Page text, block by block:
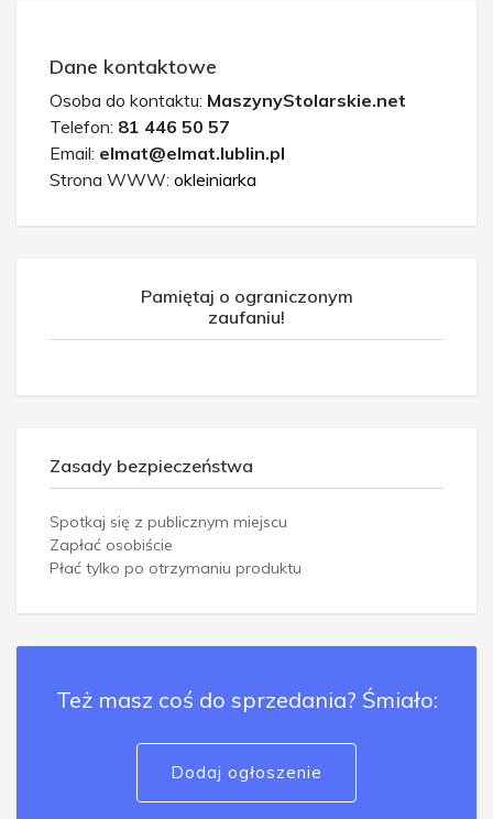
Dane kontaktowe
Osoba do kontaktu: MaszynyStolarskie.net
Telefon: 81 446 50 57
Email: elmat@elmat.lublin.pl
Strona WWW: okleiniarka
Pamiętaj o ograniczonym
zaufaniu!
Zasady bezpieczeństwa
Spotkaj się z publicznym miejscu
Zapłać osobiście
Płać tylko po otrzymaniu produktu
Też masz coś do sprzedania? Śmiało:
Dodaj ogłoszenie